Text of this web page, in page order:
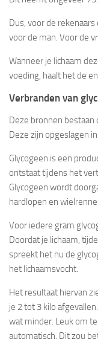
Dus, voor de rekenaars
voor de man. Voor de
Wanneer je lichaam
voeding, haalt het de
Verbranden van
Deze bronnen bestaan
Deze zijn opgeslagen
Glycogeen is een
ontstaat tijdens het
Glycogeen wordt
hardlopen en
Voor iedere gram
Doordat je lichaam,
spreekt het nu de
het lichaamsvocht.
Het resultaat hiervan
je 2 tot 3 kilo
wat minder. Leuk om
automatisch. Dit zou